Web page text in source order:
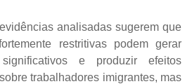
analisadas sugerem que
restritivas podem gerar
e produzir efeitos
trabalhadores imigrantes, mas